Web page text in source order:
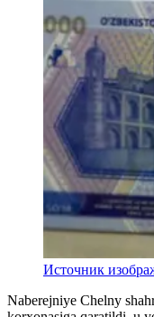
Источник
Naberejniye Chelny